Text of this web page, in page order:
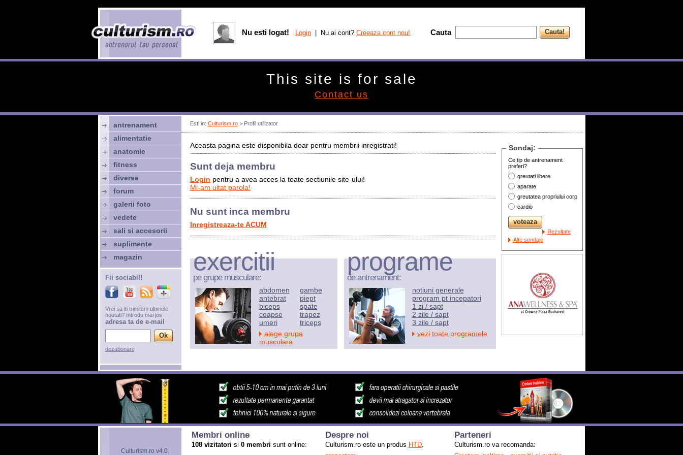
Esti in: Culturism.ro> Profil utilizator
Aceasta pagina este disponibila doar pentru membrii inregistrati!
Sunt deja membru
Login pentru a avea acces la toate sectiunile site-ului!
Mi-am uitat parola!
Nu sunt inca membru
Inregistreaza-te ACUM
Sondaj:
Ce tip de antrenament
preferi?
greutati libere
aparate
greutatea propriului corp
cardio
Rezultate
Alte sondaje
exercitii
pe grupe musculare:
abdomen
antebrat
biceps
coapse
umeri
gambe
piept
spate
trapez
triceps
alege grupa
musculara
programe
de antrenament:
notiuni generale
program pt incepatori
1 zi / sapt
2 zile / sapt
3 zile / sapt
vezi toate programele
antrenament
alimentatie
anatomie
fitness
diverse
forum
galerii foto
vedete
sali si accesorii
suplimente
magazin
Fii sociabil!
Vrei sa iti trimitem ultimele
noutati? Introdu mai jos
adresa ta de e-mail
dezabonare
Culturism.ro v4.0.
Membri online
108 vizitatori si 0 membri sunt online:
Despre noi
Culturism.ro este un produs HTD.
Parteneri
Culturism.ro va recomanda:
Nu esti logat! Login | Nu ai cont? Creeaza cont nou! Cauta
This site is for sale
Contact us